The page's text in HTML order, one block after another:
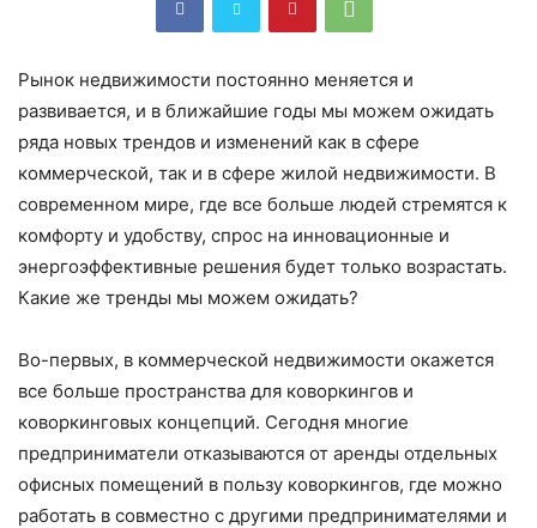
Рынок недвижимости постоянно меняется и
развивается, и в ближайшие годы мы можем ожидать
ряда новых трендов и изменений как в сфере
коммерческой, так и в сфере жилой недвижимости. В
современном мире, где все больше людей стремятся к
комфорту и удобству, спрос на инновационные и
энергоэффективные решения будет только возрастать.
Какие же тренды мы можем ожидать?
Во-первых, в коммерческой недвижимости окажется
все больше пространства для коворкингов и
коворкинговых концепций. Сегодня многие
предприниматели отказываются от аренды отдельных
офисных помещений в пользу коворкингов, где можно
работать в совместно с другими предпринимателями и